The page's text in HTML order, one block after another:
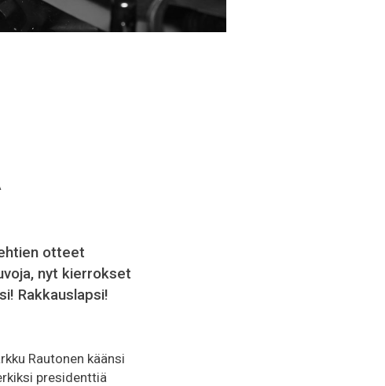
otteet
nyt kierrokset
Rakkauslapsi!
Rautonen käänsi
presidenttiä